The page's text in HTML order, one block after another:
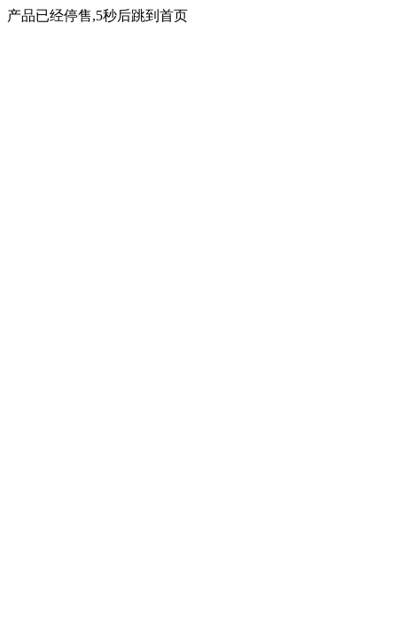
产品已经停售,5秒后跳到首页